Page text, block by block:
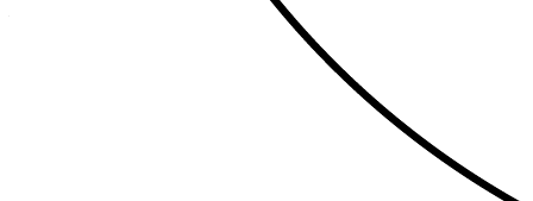
– Spara tid genom att skriva ut den svartvita versionen att ge till
Öppna den här mallen för Venndiagram med två mängder och lägg
till innehåll för att anpassa den efter dina behov.